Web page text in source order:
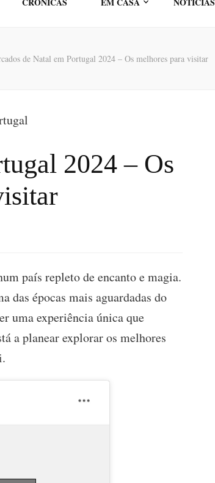
de Natal em Portugal 2024 – Os melhores para visitar
2024 – Os
país repleto de encanto e magia.
das épocas mais aguardadas do
uma experiência única que
a planear explorar os melhores